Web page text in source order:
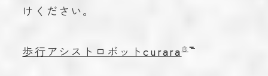
けください。
歩行アシストロボットcuraraⓇ